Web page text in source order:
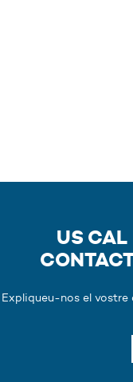
US CAL
Expliqueu-nos el